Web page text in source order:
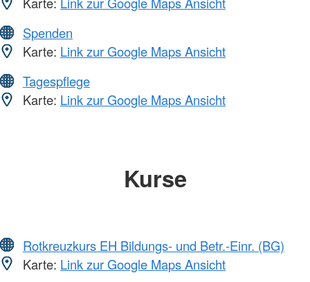
Spenden
Karte: Link zur Google Maps Ansicht
Tagespflege
Karte: Link zur Google Maps Ansicht
Kurse
Rotkreuzkurs EH Bildungs- und Betr.-Einr. (BG)
Karte: Link zur Google Maps Ansicht